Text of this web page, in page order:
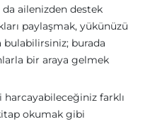
da ailenizden destek
paylaşmak, yükünüzü
burada
bir araya gelmek
farklı
okumak gibi